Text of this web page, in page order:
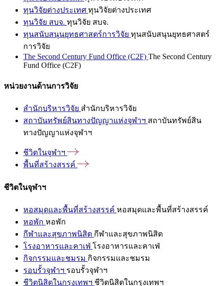
ทุนวิจัยต่างประเทศ ทุนวิจัยต่างประเทศ
ทุนวิจัย สบจ. ทุนวิจัย สบจ.
ทุนสนับสนุนยุทธศาสตร์การวิจัย ทุนสนับสนุนยุทธศาสตร์
การวิจัย
The Second Century Fund Office (C2F) The Second Century
Fund Office (C2F)
หน่วยงานด้านการวิจัย
สำนักบริหารวิจัย สำนักบริหารวิจัย
สถาบันทรัพย์สินทางปัญญาแห่งจุฬาฯ สถาบันทรัพย์สิน
ทางปัญญาแห่งจุฬาฯ
ชีวิตในจุฬาฯ
พื้นที่สร้างสรรค์
ชีวิตในจุฬาฯ
หอสมุดและพื้นที่สร้างสรรค์ หอสมุดและพื้นที่สร้างสรรค์
หอพัก หอพัก
กีฬาและสุขภาพนิสิต กีฬาและสุขภาพนิสิต
โรงอาหารและคาเฟ่ โรงอาหารและคาเฟ่
กิจกรรมและชมรม กิจกรรมและชมรม
รอบรั้วจุฬาฯ รอบรั้วจุฬาฯ
ชีวิตนิสิตในกรุงเทพฯ ชีวิตนิสิตในกรุงเทพฯ